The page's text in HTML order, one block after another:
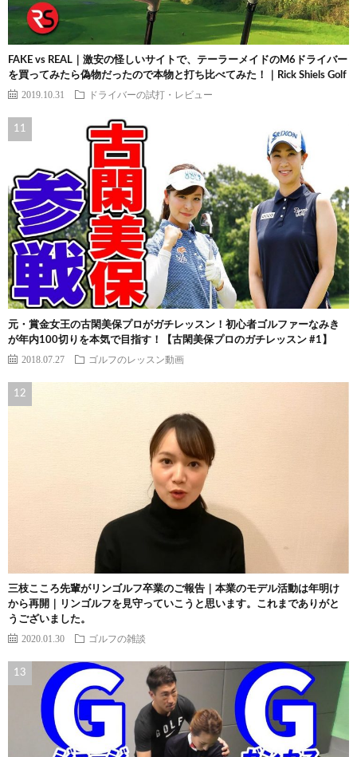
FAKE vs REAL｜激安の怪しいサイトで、テーラーメイドのM6ドライバー
を買ってみたら偽物だったので本物と打ち比べてみた！｜Rick Shiels Golf
2019.10.31 ドライバーの試打・レビュー
元・賞金女王の古閑美保プロがガチレッスン！初心者ゴルファーなみき
が年内100切りを本気で目指す！【古閑美保プロのガチレッスン #1】
2018.07.27 ゴルフのレッスン動画
三枝こころ先輩がリンゴルフ卒業のご報告｜本業のモデル活動は年明け
から再開｜リンゴルフを見守っていこうと思います。これまでありがと
うございました。
2020.01.30 ゴルフの雑談